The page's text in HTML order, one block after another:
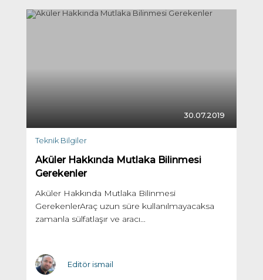
30.07.2019
Teknik Bilgiler
Aküler Hakkında Mutlaka Bilinmesi
Gerekenler
Aküler Hakkında Mutlaka Bilinmesi
GerekenlerAraç uzun süre kullanılmayacaksa
zamanla sülfatlaşır ve aracı...
Editör ismail